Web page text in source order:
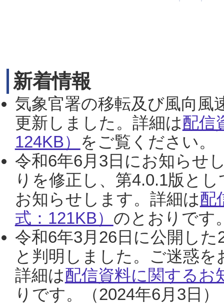
新着情報
気象官署の移転及び風向風
更新しました。詳細は配信
124KB） をご覧ください。
令和6年6月3日にお知らせ
りを修正し、第4.0.1版と
お知らせします。詳細は配
式：121KB） のとおりです
令和6年3月26日に公開し
と判明しました。ご迷惑
詳細は配信資料に関するお
りです。（2024年6月3日）